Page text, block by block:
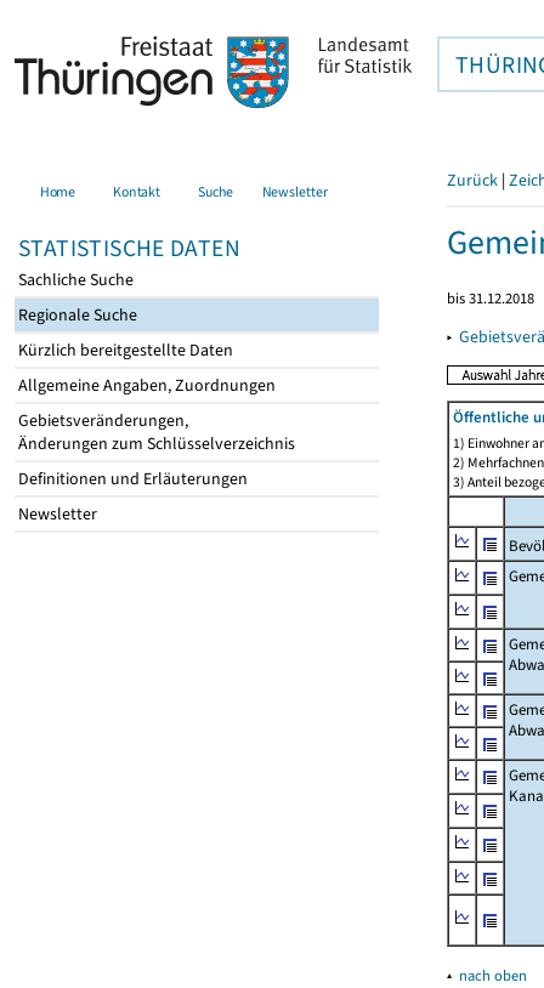
Home Kontakt Suche Newsletter
STATISTISCHE DATEN
Sachliche Suche
Regionale Suche
Kürzlich bereitgestellte Daten
Allgemeine Angaben, Zuordnungen
Gebietsveränderungen,
Änderungen zum Schlüsselverzeichnis
Definitionen und Erläuterungen
Newsletter
Zurück |
bis 31.12.2018
▸
Öffentliche
1) Einwohner
2)
3) Anteil
▴ nach oben